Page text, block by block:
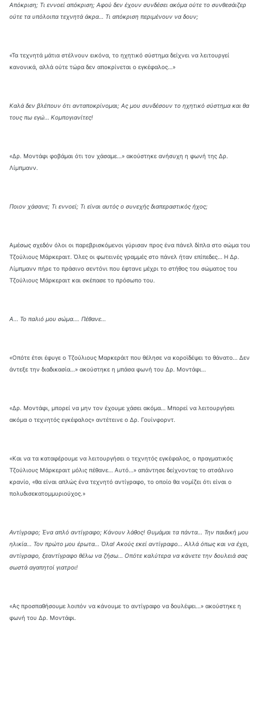
Απόκριση; Τι εννοεί απόκριση; Αφού δεν έχουν συνδέσει ακόμα ούτε το συνθεσάιζερ
ούτε τα υπόλοιπα τεχνητά άκρα… Τι απόκριση περιμένουν να δουν;
«Τα τεχνητά μάτια στέλνουν εικόνα, το ηχητικό σύστημα δείχνει να λειτουργεί
κανονικά, αλλά ούτε τώρα δεν αποκρίνεται ο εγκέφαλος…»
Καλά δεν βλέπουν ότι ανταποκρίνομαι; Ας μου συνδέσουν το ηχητικό σύστημα και θα
τους πω εγώ… Κομπογιανίτες!
«Δρ. Μοντάφι φοβάμαι ότι τον χάσαμε…» ακούστηκε ανήσυχη η φωνή της Δρ.
Λίμπμανν.
Ποιον χάσανε; Τι εννοεί; Τι είναι αυτός ο συνεχής διαπεραστικός ήχος;
Αμέσως σχεδόν όλοι οι παρεβρισκόμενοι γύρισαν προς ένα πάνελ δίπλα στο σώμα του
Τζούλιους Μάρκεραιτ. Όλες οι φωτεινές γραμμές στο πάνελ ήταν επίπεδες… Η Δρ.
Λίμπμανν πήρε το πράσινο σεντόνι που έφτανε μέχρι το στήθος του σώματος του
Τζούλιους Μάρκεραιτ και σκέπασε το πρόσωπο του.
Α… Το παλιό μου σώμα…. Πέθανε…
«Οπότε έτσι έφυγε ο Τζούλιους Μαρκεράιτ που θέλησε να κοροϊδέψει το θάνατο… Δεν
άντεξε την διαδικασία…» ακούστηκε η μπάσα φωνή του Δρ. Μοντάφι…
«Δρ. Μοντάφι, μπορεί να μην τον έχουμε χάσει ακόμα… Μπορεί να λειτουργήσει
ακόμα ο τεχνητός εγκέφαλος» αντέτεινε ο Δρ. Γουίνφορντ.
«Και να τα καταφέρουμε να λειτουργήσει ο τεχνητός εγκέφαλος, ο πραγματικός
Τζούλιους Μάρκεραιτ μόλις πέθανε… Αυτό…» απάντησε δείχνοντας το ατσάλινο
κρανίο, «θα είναι απλώς ένα τεχνητό αντίγραφο, το οποίο θα νομίζει ότι είναι ο
πολυδισεκατομμυριούχος.»
Αντίγραφο; Ένα απλό αντίγραφο; Κάνουν λάθος! Θυμάμαι τα πάντα… Την παιδική μου
ηλικία… Τον πρώτο μου έρωτα… Όλα! Ακούς εκεί αντίγραφο… Αλλά όπως και να έχει,
αντίγραφο, ξεαντίγραφο θέλω να ζήσω… Οπότε καλύτερα να κάνετε την δουλειά σας
σωστά αγαπητοί γιατροι!
«Ας προσπαθήσουμε λοιπόν να κάνουμε το αντίγραφο να δουλέψει…» ακούστηκε η
φωνή του Δρ. Μοντάφι.